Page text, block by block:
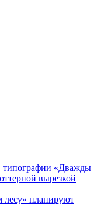
типографии «Дважды
вырезкой
планируют